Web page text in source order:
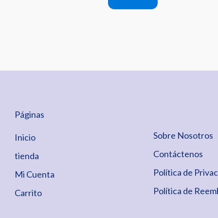
Páginas
Inicio
tienda
Mi Cuenta
Carrito
Sobre Nosotros
Contáctenos
Política de
Política de